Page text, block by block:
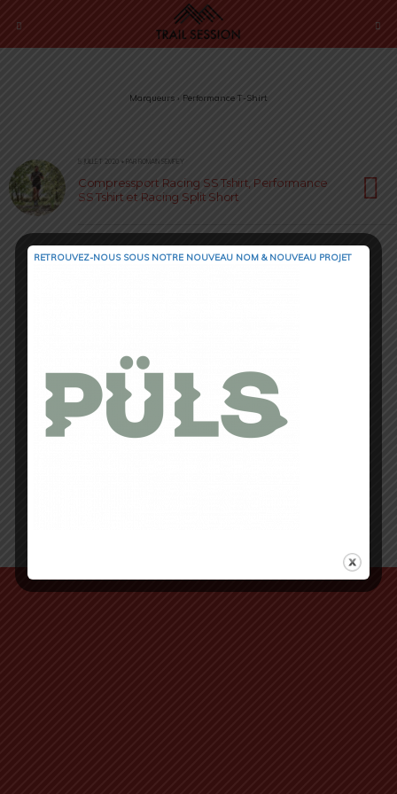
Marqueurs › Performance T-Shirt
5 JUILLET 2020 • PAR ROMAIN SEMPEY
Compressport Racing SS Tshirt, Performance
SS Tshirt et Racing Split Short
RETROUVEZ-NOUS SOUS NOTRE NOUVEAU NOM & NOUVEAU PROJET